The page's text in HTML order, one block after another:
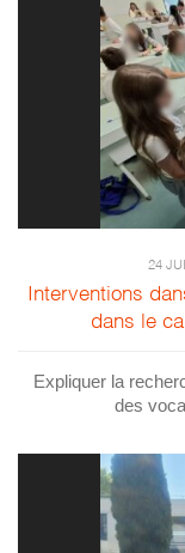
24
Interventions
dans le
Expliquer la
des